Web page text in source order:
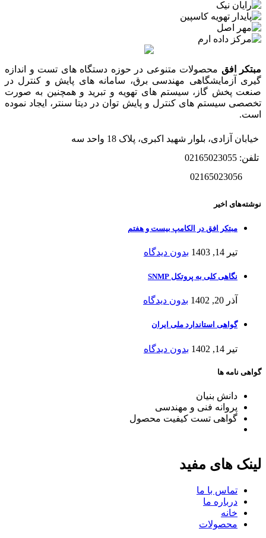
مبتکر افق محصولات متنوعی در حوزه دستگاه های تست و اندازه
گیری آزمایشگاهی مهندسی برق، سامانه های پایش و کنترل در
صنعت پخش گاز، سیستم های تهویه و تبرید و همچنین به صورت
تخصصی سیستم های کنترل و پایش توان در دیتا سنتر، ایجاد نموده
است.
خیابان آزادی، بلوار شهید اکبری، پلاک 18 واحد سه
تلفن: 02165023055
نوشته‌های اخیر
مبتکر افق در الکامپ بیست و هفتم
تیر 14, 1403 بدون دیدگاه
نگاهی کلی به پروتکل SNMP
آذر 20, 1402 بدون دیدگاه
گواهی استاندارد ملی ایران
تیر 14, 1402 بدون دیدگاه
گواهی نامه ها
دانش بنیان
پروانه فنی و مهندسی
گواهی تست کیفیت محصول
لینک های مفید
تماس با ما
درباره ما
خانه
محصولات